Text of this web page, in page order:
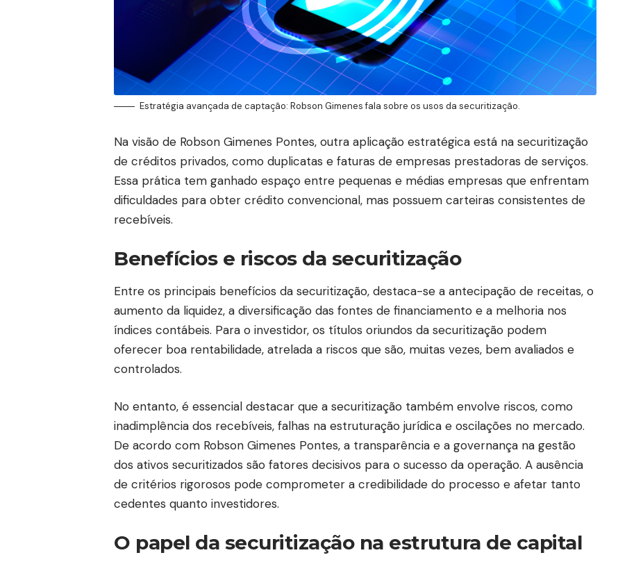
Estratégia avançada de captação: Robson Gimenes fala sobre os usos da securitização.
Na visão de Robson Gimenes Pontes, outra aplicação estratégica está na securitização
de créditos privados, como duplicatas e faturas de empresas prestadoras de serviços.
Essa prática tem ganhado espaço entre pequenas e médias empresas que enfrentam
dificuldades para obter crédito convencional, mas possuem carteiras consistentes de
recebíveis.
Benefícios e riscos da securitização
Entre os principais benefícios da securitização, destaca-se a antecipação de receitas, o
aumento da liquidez, a diversificação das fontes de financiamento e a melhoria nos
índices contábeis. Para o investidor, os títulos oriundos da securitização podem
oferecer boa rentabilidade, atrelada a riscos que são, muitas vezes, bem avaliados e
controlados.
No entanto, é essencial destacar que a securitização também envolve riscos, como
inadimplência dos recebíveis, falhas na estruturação jurídica e oscilações no mercado.
De acordo com Robson Gimenes Pontes, a transparência e a governança na gestão
dos ativos securitizados são fatores decisivos para o sucesso da operação. A ausência
de critérios rigorosos pode comprometer a credibilidade do processo e afetar tanto
cedentes quanto investidores.
O papel da securitização na estrutura de capital